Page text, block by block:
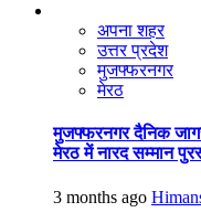
अपना शहर
उत्तर प्रदेश
मुजफ्फरनगर
मेरठ
मुजफ्फरनगर दैनिक
मेरठ में नारद सम्मान
3 months ago